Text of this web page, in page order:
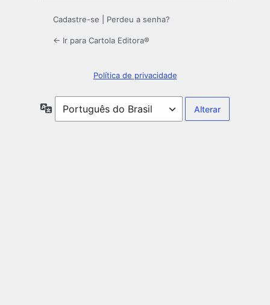
Cadastre-se Perdeu a senha?
← Ir para Cartola Editora®️
Política de privacidade
Idioma